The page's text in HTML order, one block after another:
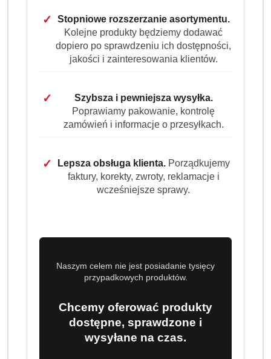
✓
Stopniowe rozszerzanie asortymentu.
Kolejne produkty będziemy dodawać
dopiero po sprawdzeniu ich dostępności,
jakości i zainteresowania klientów.
✓
Szybsza i pewniejsza wysyłka.
Poprawiamy pakowanie, kontrolę
zamówień i informacje o przesyłkach.
✓ Lepsza obsługa klienta.Porządkujemy
faktury, korekty, zwroty, reklamacje i
wcześniejsze sprawy.
Naszym celem nie jest posiadanie tysięcy
przypadkowych produktów.
Chcemy oferować produkty
dostępne, sprawdzone i
wysyłane na czas.